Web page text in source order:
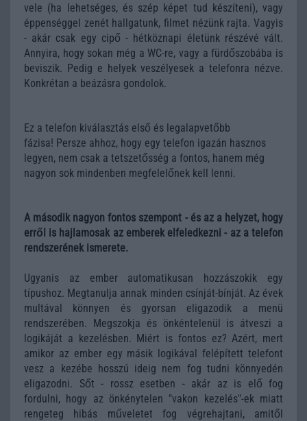
vele (ha lehetséges, és szép képet tud készíteni), vagy
éppenséggel zenét hallgatunk, filmet nézünk rajta. Vagyis
- akár csak egy cipő - hétköznapi életünk részévé vált.
Annyira, hogy sokan még a WC-re, vagy a fürdőszobába is
beviszik. Pedig e helyek veszélyesek a telefonra nézve.
Konkrétan a beázásra gondolok.
Ez a telefon kiválasztás első és legalapvetőbb
fázisa! Persze ahhoz, hogy egy telefon igazán hasznos
legyen, nem csak a tetszetősség a fontos, hanem még
nagyon sok mindenben megfelelőnek kell lenni.
A második nagyon fontos szempont - és az a helyzet, hogy
erről is hajlamosak az emberek elfeledkezni - az a telefon
rendszerének ismerete.
Ugyanis az ember automatikusan hozzászokik egy
típushoz. Megtanulja annak minden csínját-bínját. Az évek
multával könnyen és gyorsan eligazodik a menü
rendszerében. Megszokja és önkéntelenül is átveszi a
logikáját a kezelésben. Miért is fontos ez? Azért, mert
amikor az ember egy másik logikával felépített telefont
vesz a kezébe hosszú ideig nem fog tudni könnyedén
eligazodni. Sőt - rossz esetben - akár az is elő fog
fordulni, hogy az önkénytelen "vakon kezelés"-ek miatt
rengeteg hibás műveletet fog végrehajtani, amitől